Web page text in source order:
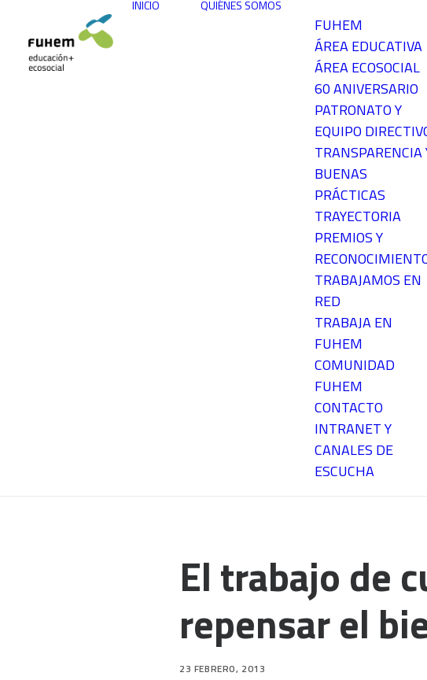
INICIO QUIÉNES SOMOS
FUHEM
ÁREA EDUCATIVA
ÁREA ECOSOCIAL
60 ANIVERSARIO
PATRONATO Y
EQUIPO
TRANSPARENCIA
BUENAS
PRÁCTICAS
TRAYECTORIA
PREMIOS Y
TRABAJAMOS EN
RED
TRABAJA EN
FUHEM
COMUNIDAD
FUHEM
CONTACTO
INTRANET Y
CANALES DE
ESCUCHA
El trabajo de
repensar el
23 FEBRERO, 2013